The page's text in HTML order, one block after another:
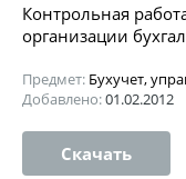
Контрольная
организации
Предмет: Бухучет,
Добавлено:01.02.2012
Скачать